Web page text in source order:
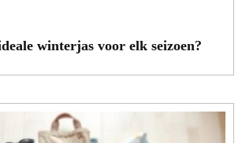
winterjas voor elk seizoen?